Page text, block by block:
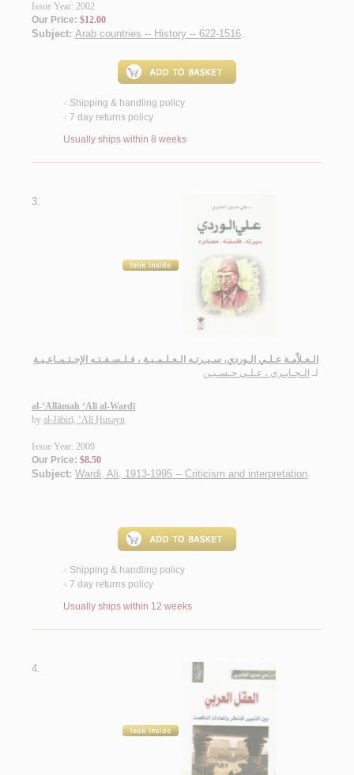
Issue Year: 2002
Our Price: $12.00
Subject: Arab countries -- History -- 622-1516.
< Shipping & handling policy
< 7 day returns policy
Usually ships within 8 weeks
3.
الـعـلاّمـة عـلـي الـوردي، سـيـرتـه الـعـلـمـيـة ، فـلـسـفـتـه الإجـتـمـاعـيـة
لـ الـجـابـري ، عـلـي حـسـيـن
al-‘Allāmah ‘Alī al-Wardī
by al-Jābirī, ‘Alī Ḥusayn
Issue Year: 2009
Our Price: $8.50
Subject: Wardi, Ali, 1913-1995 -- Criticism and interpretation.
< Shipping & handling policy
< 7 day returns policy
Usually ships within 12 weeks
4.